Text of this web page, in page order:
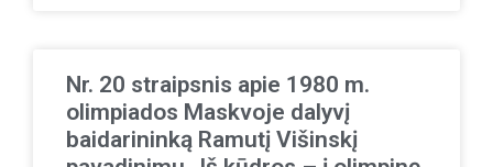
Nr. 20 straipsnis apie 1980 m.
olimpiados Maskvoje dalyvį
baidarininką Ramutį Višinskį